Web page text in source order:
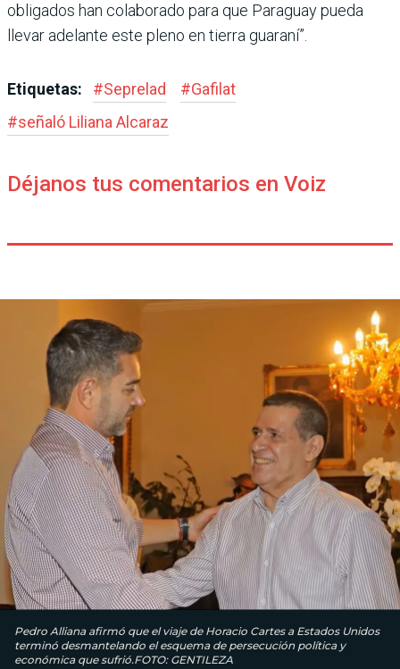
obligados han colaborado para que Paraguay pueda
llevar adelante este pleno en tierra guaraní”.
Etiquetas: #Seprelad #Gafilat
#señaló Liliana Alcaraz
Déjanos tus comentarios en Voiz
Pedro Alliana afirmó que el viaje de Horacio Cartes a Estados Unidos
terminó desmantelando el esquema de persecución política y
económica que sufrió.FOTO: GENTILEZA